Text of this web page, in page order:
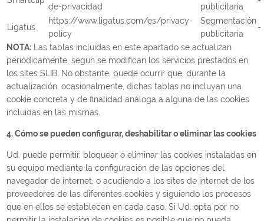
de-privacidad
publicitaria
Ligatus
https://www.ligatus.com/es/privacy-
policy
Segmentación
publicitaria
-
NOTA:Las tablas incluidas en este apartado se actualizan
periódicamente, según se modifican los servicios prestados en
los sites SLIB. No obstante, puede ocurrir que, durante la
actualización, ocasionalmente, dichas tablas no incluyan una
cookie concreta y de finalidad análoga a alguna de las cookies
incluidas en las mismas.
4. Cómo se pueden configurar, deshabilitar o eliminar las cookies
Ud. puede permitir, bloquear o eliminar las cookies instaladas en
su equipo mediante la configuración de las opciones del
navegador de internet, o acudiendo a los sites de internet de los
proveedores de las diferentes cookies y siguiendo los procesos
que en ellos se establecen en cada caso. Si Ud. opta por no